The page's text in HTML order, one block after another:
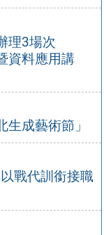
理3場次
資料應用講
成藝術節」
戰代訓銜接職